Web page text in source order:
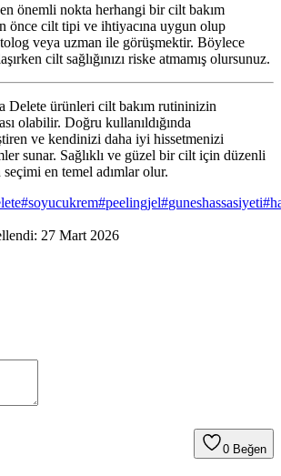
önemli nokta herhangi bir cilt bakım
önce cilt tipi ve ihtiyacına uygun olup
veya uzman ile görüşmektir. Böylece
cilt sağlığınızı riske atmamış olursunuz.
Delete ürünleri cilt bakım rutininizin
olabilir. Doğru kullanıldığında
ve kendinizi daha iyi hissetmenizi
sunar. Sağlıklı ve güzel bir cilt için düzenli
en temel adımlar olur.
#soyucukrem#peelingjel#guneshassasiyeti#
27 Mart 2026
0 Beğen